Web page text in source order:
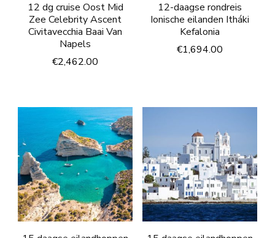
12 dg cruise Oost Mid
Zee Celebrity Ascent
Civitavecchia Baai Van
Napels
€2,462.00
12-daagse rondreis
Ionische eilanden Itháki
Kefalonia
€1,694.00